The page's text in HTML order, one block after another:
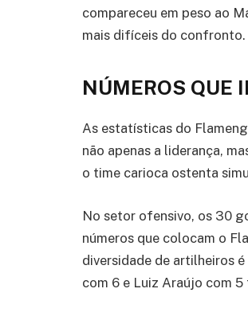
compareceu em peso ao
mais difíceis do confronto.
NÚMEROS QUE
As estatísticas do
não apenas a liderança,
o time carioca ostenta
No setor ofensivo, os 30
números que colocam o
diversidade de artilheiros
com 6 e Luiz Araújo com 5